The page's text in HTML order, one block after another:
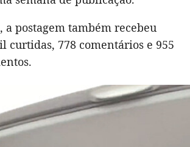
a postagem também recebeu
curtidas, 778 comentários e 955